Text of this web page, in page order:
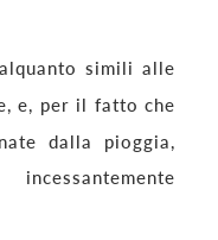
simili alle
e, per il fatto che
dalla pioggia,